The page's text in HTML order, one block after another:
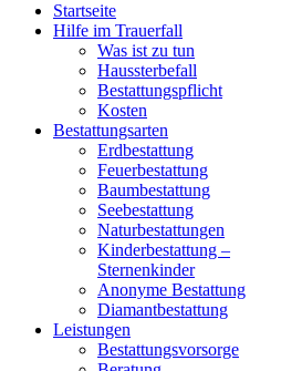
Startseite
Hilfe im Trauerfall
Was ist zu tun
Haussterbefall
Bestattungspflicht
Kosten
Bestattungsarten
Erdbestattung
Feuerbestattung
Baumbestattung
Seebestattung
Naturbestattungen
Kinderbestattung –
Sternenkinder
Anonyme Bestattung
Diamantbestattung
Leistungen
Bestattungsvorsorge